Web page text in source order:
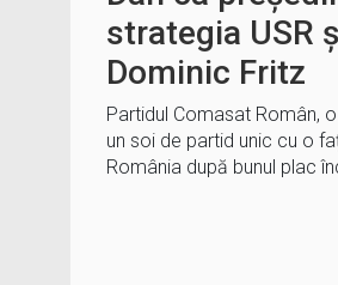
strategia USR
Dominic Fritz
Partidul Comasat Român,
un soi de partid unic cu o
România după bunul plac